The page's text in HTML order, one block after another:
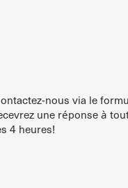
nous via le
une réponse à
4 heures!